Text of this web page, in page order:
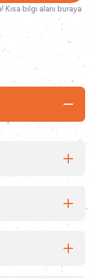
bilgi alanı buraya